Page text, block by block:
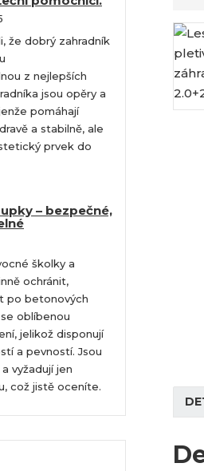
že dobrý zahradník
z nejlepších
jsou opěry a
pomáhají
a stabilně, ale
prvek do
– bezpečné,
školky a
ochránit,
po betonových
oblíbenou
jelikož disponují
a pevností. Jsou
vyžadují jen
což jistě oceníte.